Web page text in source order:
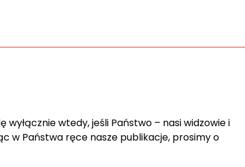
wtedy, jeśli Państwo – nasi widzowie i
w Państwa ręce nasze publikacje, prosimy o